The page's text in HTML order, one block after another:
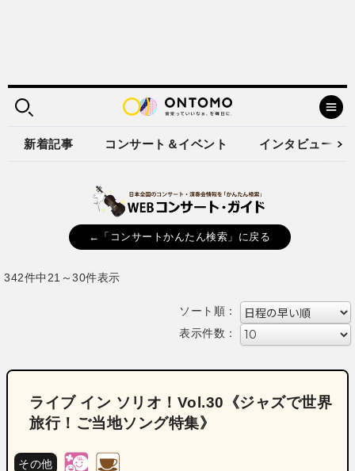
新着記事 コンサート＆イベント インタビュー
←「コンサートかんたん検索」に戻る
342件中21～30件表示
ソート順：
表示件数：
ライブ イン ソリオ！Vol.30《ジャズで世界
旅行！ご当地ソング特集》
その他